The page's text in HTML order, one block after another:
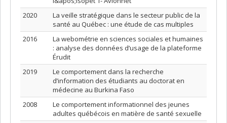
2020
La veille stratégique dans le secteur public de la
santé au Québec : une étude de cas multiples
2016
La webométrie en sciences sociales et humaines
: analyse des données d’usage de la plateforme
Érudit
2019
Le comportement dans la recherche
d’information des étudiants au doctorat en
médecine au Burkina Faso
2008
Le comportement informationnel des jeunes
adultes québécois en matière de santé sexuelle